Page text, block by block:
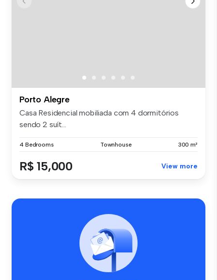
Porto Alegre
Casa Residencial mobiliada com 4 dormitórios
sendo 2 suít...
4 Bedrooms Townhouse 300 m²
R$ 15,000 View more